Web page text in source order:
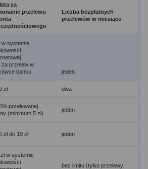
za
przelewu
Liczba bezpłatnych
przelewów w miesiącu
w systemie
za przelew w
banku
jeden
zł dwa
przelewanej
(minimum 5 zł)
jeden
zł do 10 zł jeden
w systemie
bez limitu (tylko przelewy